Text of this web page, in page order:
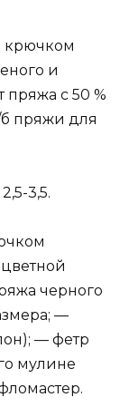
крючком
и
пряжа с 50 %
пряжи для
3,5.
черного
—
— фетр
мулине